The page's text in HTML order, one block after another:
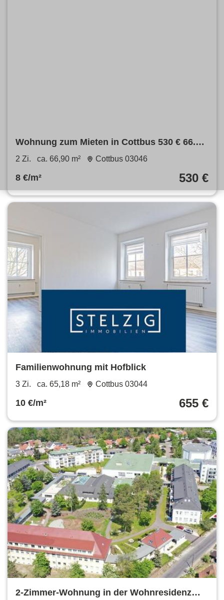
Wohnung zum Mieten in Cottbus 530 € 66.9
m²
2 Zi. ca. 66,90 m² Cottbus 03046
8 €/m² 530 €
Familienwohnung mit Hofblick
3 Zi. ca. 65,18 m² Cottbus 03044
10 €/m² 655 €
2-Zimmer-Wohnung in der Wohnresidenz